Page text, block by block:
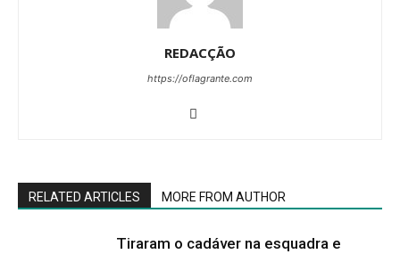
REDACÇÃO
https://oflagrante.com
RELATED ARTICLES MORE FROM AUTHOR
Tiraram o cadáver na esquadra e